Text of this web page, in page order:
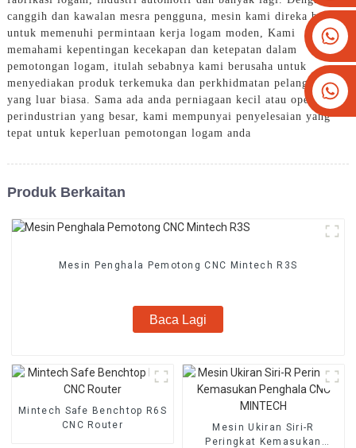
+8613825779334
+16266628193
canggih dan kawalan mesra pengguna, mesin kami direka bentuk
untuk memenuhi permintaan kerja logam moden, Kami
memahami kepentingan kecekapan dan ketepatan dalam
pemotongan logam, itulah sebabnya kami berusaha untuk
menyediakan produk terkemuka dan perkhidmatan pelanggan
yang luar biasa. Sama ada anda perniagaan kecil atau operasi
perindustrian yang besar, kami mempunyai penyelesaian yang
tepat untuk keperluan pemotongan logam anda
Produk Berkaitan
Mesin Penghala Pemotong CNC Mintech R3S
Baca Lagi
Mintech Safe Benchtop R6S
CNC Router
Mesin Ukiran Siri-R
Peringkat Kemasukan